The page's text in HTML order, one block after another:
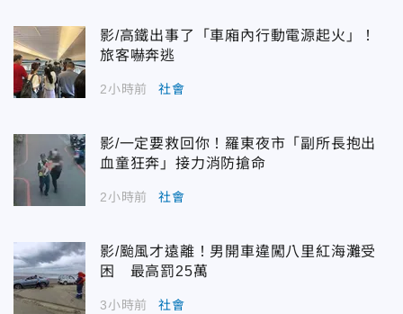
影/高鐵出事了「車廂內行動電源起火」！
旅客嚇奔逃
2小時前 社會
影/一定要救回你！羅東夜市「副所長抱出
血童狂奔」接力消防搶命
2小時前 社會
影/颱風才遠離！男開車違闖八里紅海灘受
困 最高罰25萬
3小時前 社會